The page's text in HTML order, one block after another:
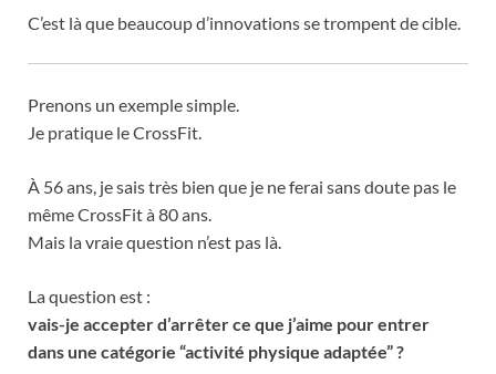
C’est là que beaucoup d’innovations se trompent de cible.
Prenons un exemple simple.
Je pratique le CrossFit.
À 56 ans, je sais très bien que je ne ferai sans doute pas le
même CrossFit à 80 ans.
Mais la vraie question n’est pas là.
La question est :
vais-je accepter d’arrêter ce que j’aime pour entrer
dans une catégorie “activité physique adaptée” ?